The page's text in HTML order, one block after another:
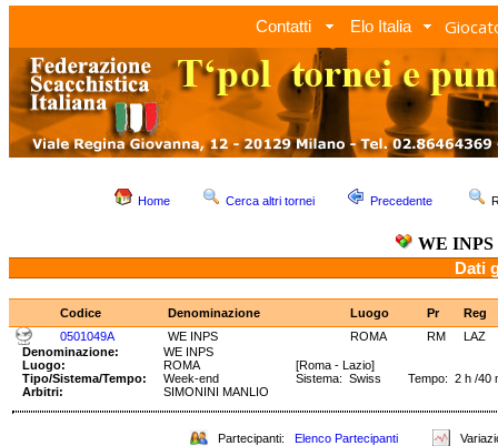
Contatti Elo Italia
Home Cerca altri tornei Precedente
WE INPS
Dati
Codice Denominazione Luogo Pr
Reg
0501049A
WE INPS ROMA RM
LAZ
Denominazione:
WE INPS
Luogo:
ROMA
[Roma - Lazio]
Tipo/Sistema/Tempo:
Week-end
Sistema: Swiss Tempo: 2 h /40
Arbitri:
SIMONINI MANLIO
Partecipanti: Elenco Partecipanti